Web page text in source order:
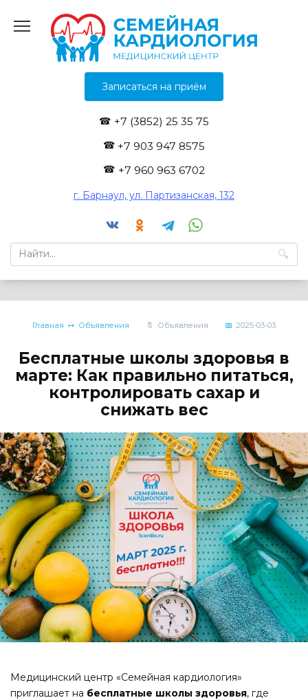
содержанию
Записаться на приём
+7 (3852) 25 35 75
+7 903 947 8575
+7 960 963 6702
г. Барнаул, ул. Партизанская, 132
Search
for:
Главная Объявления Объявления 2025-03-03
Бесплатные школы здоровья в
марте: Как правильно питаться,
контролировать сахар и
снижать вес
Медицинский центр «Семейная кардиология»
приглашает на бесплатные школы здоровья, где